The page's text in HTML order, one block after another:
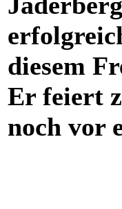
diesem
Er feiert
noch vor